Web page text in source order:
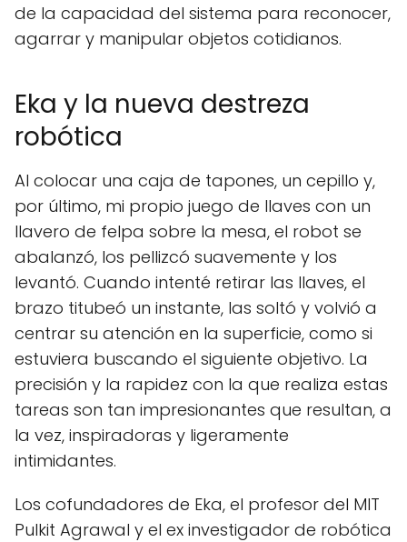
de la capacidad del sistema para reconocer,
agarrar y manipular objetos cotidianos.
Eka y la nueva destreza
robótica
Al colocar una caja de tapones, un cepillo y,
por último, mi propio juego de llaves con un
llavero de felpa sobre la mesa, el robot se
abalanzó, los pellizcó suavemente y los
levantó. Cuando intenté retirar las llaves, el
brazo titubeó un instante, las soltó y volvió a
centrar su atención en la superficie, como si
estuviera buscando el siguiente objetivo. La
precisión y la rapidez con la que realiza estas
tareas son tan impresionantes que resultan, a
la vez, inspiradoras y ligeramente
intimidantes.
Los cofundadores de Eka, el profesor del MIT
Pulkit Agrawal y el ex investigador de robótica